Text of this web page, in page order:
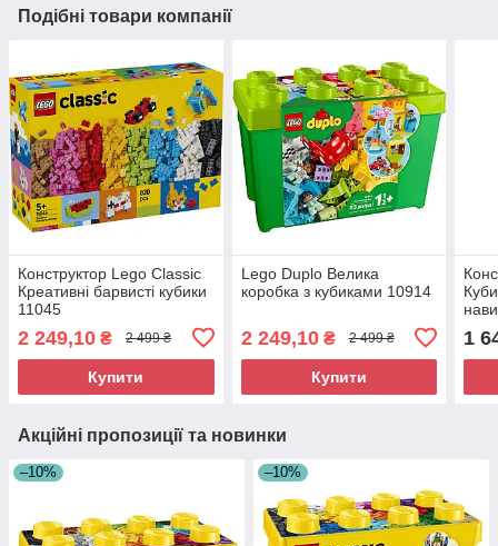
Подібні товари компанії
Конструктор Lego Classic
Креативні барвисті кубики
11045
2 249,10 ₴ 2 499 ₴
Купити
Lego Duplo Велика
коробка з кубиками 10914
2 249,10₴ 2 499 ₴
Купити
1
Акційні пропозиції та новинки
–10% –10%